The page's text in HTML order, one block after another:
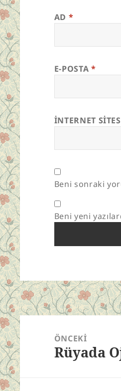
AD *
E-POSTA *
İNTERNET
Beni sonraki
Beni yeni
Yazı
gezinmesiÖNCEKI
Önceki
Rüyada